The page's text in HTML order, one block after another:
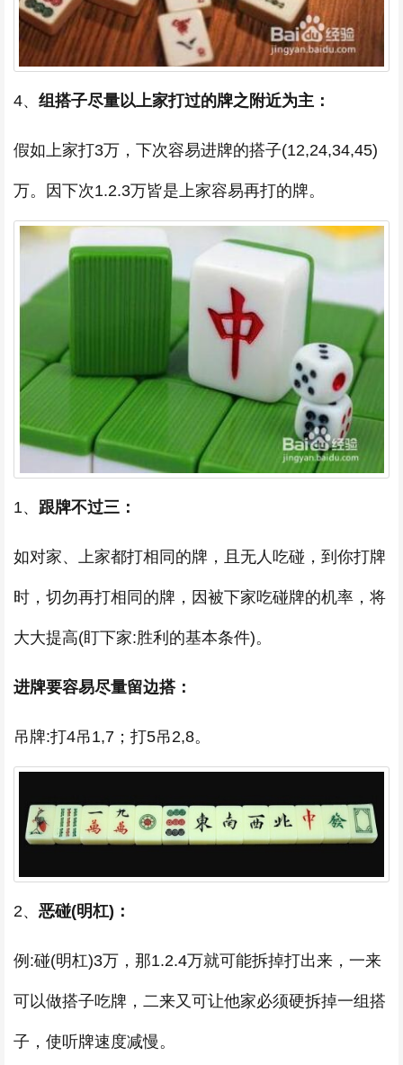
4、 组搭子尽量以上家打过的牌之附近为主：
假如上家打3万，下次容易进牌的搭子(12,24,34,45)
万。因下次1.2.3万皆是上家容易再打的牌。
1、 跟牌不过三：
如对家、上家都打相同的牌，且无人吃碰，到你打牌
时，切勿再打相同的牌，因被下家吃碰牌的机率，将
大大提高(盯下家:胜利的基本条件)。
进牌要容易尽量留边搭：
吊牌:打4吊1,7；打5吊2,8。
2、 恶碰(明杠)：
例:碰(明杠)3万，那1.2.4万就可能拆掉打出来，一来
可以做搭子吃牌，二来又可让他家必须硬拆掉一组搭
子，使听牌速度减慢。